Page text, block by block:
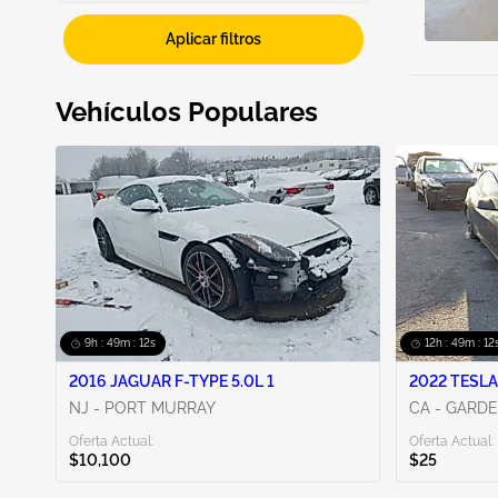
1
CA - FRESNO
NC - RALEIGH
1
CO - WESTERN COLORADO
1
Mostrar más
Aplicar filtros
Vehículos Populares
9h : 49m : 10s
2016 JAGUAR F-TYPE 5.0L 1
NJ - PORT MURRAY
Oferta Actual:
$10,100
12h : 49m :
2022
CA -
Oferta Actual:
$25